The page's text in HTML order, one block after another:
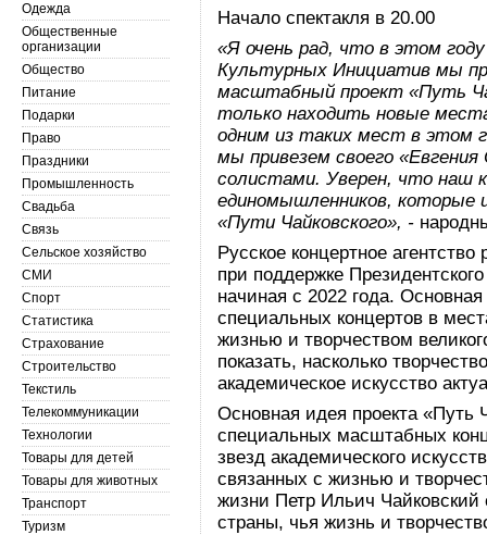
Начало спектакля в 20.00
«Я очень рад, что в этом
Культурных Инициатив мы
масштабный проект «Путь
только находить новые
одним из таких мест в этом
мы привезем своего
солистами. Уверен, что наш
единомышленников, которые
«Пути Чайковского», -
Русское концертное
при поддержке
начиная с 2022 года.
специальных концертов в
жизнью и творчеством
показать, насколько
академическое искусство
Основная идея проекта «Путь
специальных масштабных
звезд академического
связанных с жизнью и
жизни Петр Ильич
страны, чья жизнь и
Одежда
Общественные
организации
Общество
Питание
Подарки
Право
Праздники
Промышленность
Свадьба
Связь
Сельское хозяйство
СМИ
Спорт
Статистика
Страхование
Строительство
Текстиль
Телекоммуникации
Технологии
Товары для детей
Товары для животных
Транспорт
Туризм